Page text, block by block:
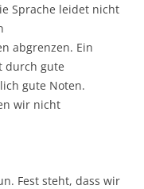
Sprache leidet nicht
abgrenzen. Ein
durch gute
gute Noten.
wir nicht
Fest steht, dass wir